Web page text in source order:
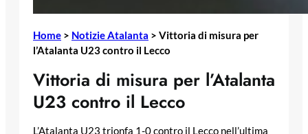
Home > Notizie Atalanta > Vittoria di misura per
l’Atalanta U23 contro il Lecco
Vittoria di misura per l’Atalanta
U23 contro il Lecco
L’Atalanta U23 trionfa 1-0 contro il Lecco nell’ultima